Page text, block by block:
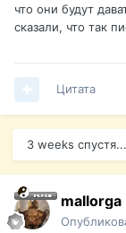
что они будут
сказали, что так
Цитата
3 weeks спустя...
mallorga